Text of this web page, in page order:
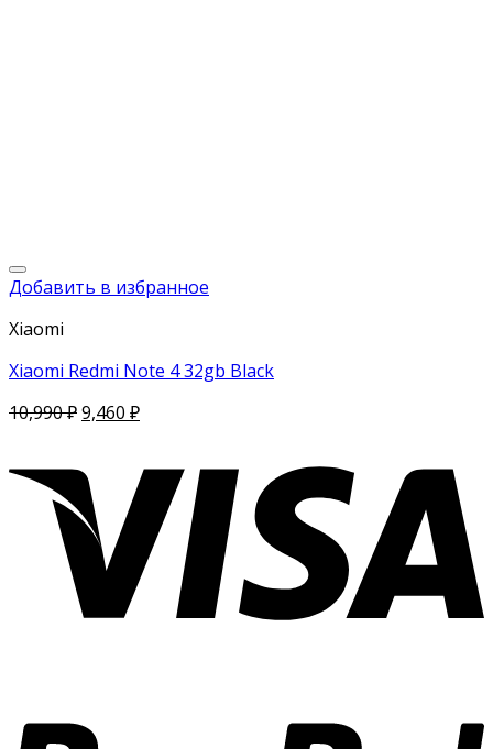
Добавить в избранное
Xiaomi
Xiaomi Redmi Note 4 32gb Black
10,990₽9,460 ₽